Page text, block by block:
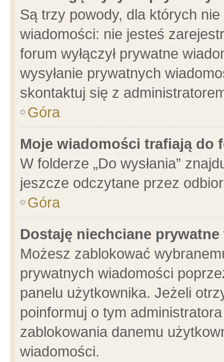
Są trzy powody, dla których
wiadomości: nie jesteś
forum wyłączył prywatne
wysyłanie prywatnych
skontaktuj się z
Góra
Moje wiadomości trafiają do
W folderze „Do wysłania”
jeszcze odczytane przez
Góra
Dostaję niechciane
Możesz zablokować
prywatnych wiadomości
panelu użytkownika. Jeżeli
poinformuj o tym
zablokowania danemu
wiadomości.